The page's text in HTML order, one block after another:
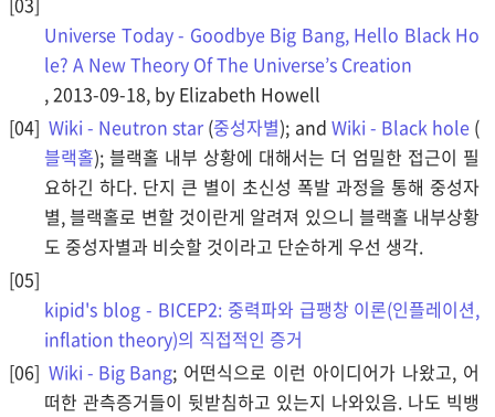
Universe Today - Goodbye Big Bang, Hello Black Ho
le? A New Theory Of The Universe’s Creation
, 2013-09-18, by Elizabeth Howell
Wiki - Neutron star (중성자별); andWiki - Black hole (
블랙홀); 블랙홀 내부 상황에 대해서는 더 엄밀한 접근이 필
요하긴 하다. 단지 큰 별이 초신성 폭발 과정을 통해 중성자
별, 블랙홀로 변할 것이란게 알려져 있으니 블랙홀 내부상황
도 중성자별과 비슷할 것이라고 단순하게 우선 생각.
kipid's blog - BICEP2: 중력파와 급팽창 이론(인플레이션,
inflation theory)의 직접적인 증거
Wiki - Big Bang; 어떤식으로 이런 아이디어가 나왔고, 어
떠한 관측증거들이 뒷받침하고 있는지 나와있음. 나도 빅뱅